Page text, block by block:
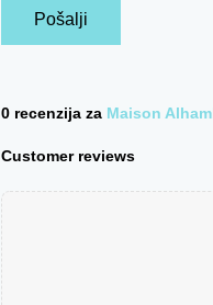
0 recenzija za Maison
Customer reviews